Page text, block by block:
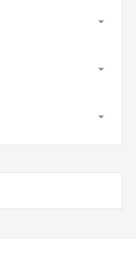


